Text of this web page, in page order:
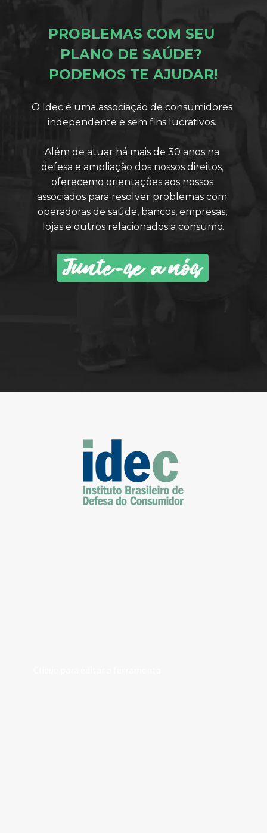
PROBLEMAS COM SEU
PLANO DE SAÚDE?
PODEMOS TE AJUDAR!
O Idec é uma associação de consumidores
independente e sem fins lucrativos.
Além de atuar há mais de 30 anos na
defesa e ampliação dos nossos direitos,
oferecemo orientações aos nossos
associados para resolver problemas com
operadoras de saúde, bancos, empresas,
lojas e outros relacionados a consumo.